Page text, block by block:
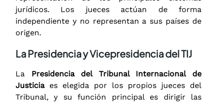
jurídicos. Los jueces actúan de forma
independiente y no representan a sus países de
origen.
La Presidencia y Vicepresidencia del TIJ
La Presidencia del Tribunal Internacional de
Justiciaes elegida por los propios jueces del
Tribunal, y su función principal es dirigir las